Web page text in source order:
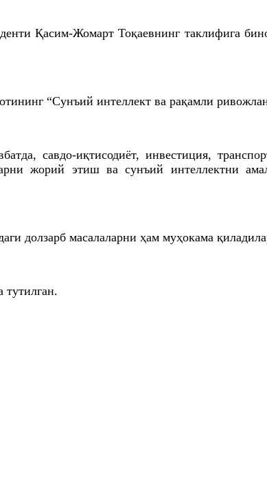
Қасим-Жомарт Тоқаевнинг таклифига
“Сунъий интеллект ва рақамли
савдо-иқтисодиёт, инвестиция,
жорий этиш ва сунъий интеллектни
долзарб масалаларни ҳам муҳокама
тутилган.